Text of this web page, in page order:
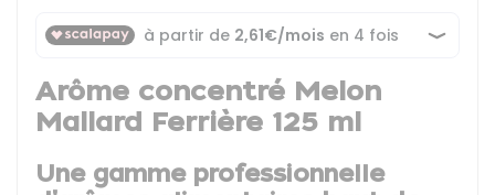
Arôme concentré Melon
Mallard Ferrière 125 ml
Une gamme professionnelle